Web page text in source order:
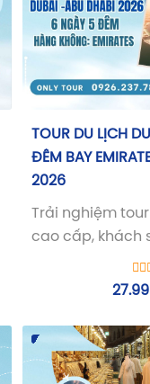
TOUR DU LỊCH
ĐÊM BAY
2026
Trải nghiệm
cao cấp, khách
phá những
bậc nhất tại